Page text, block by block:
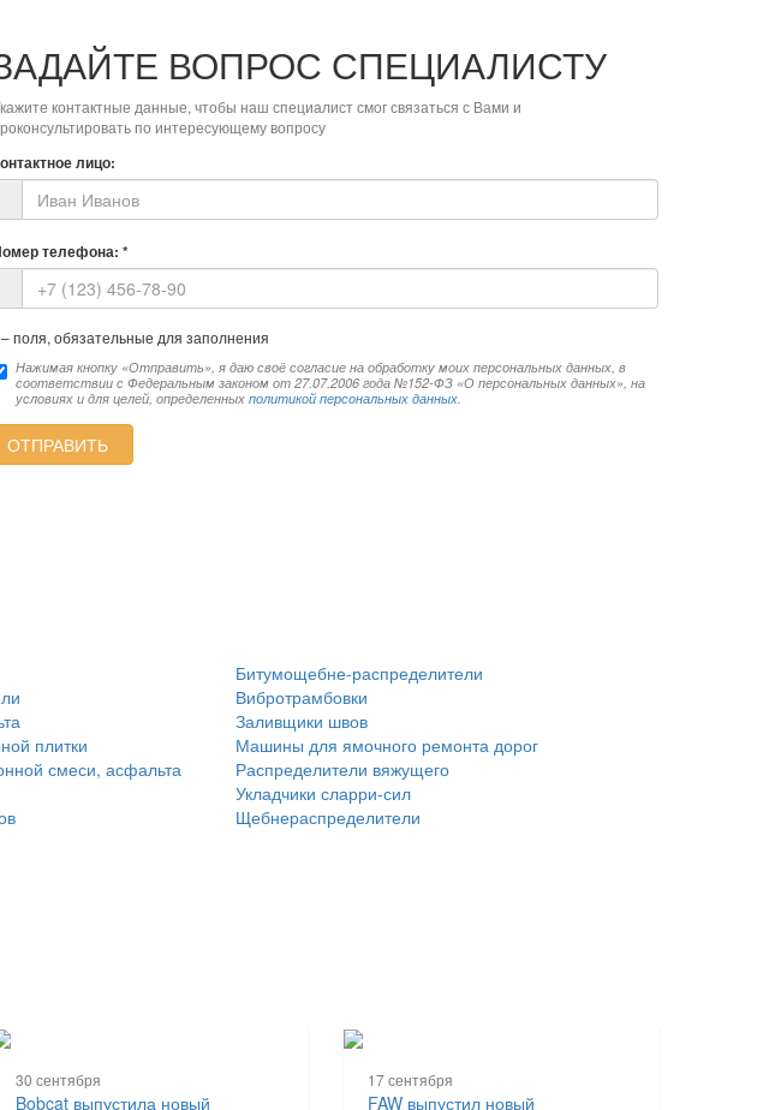
ВОПРОС СПЕЦИАЛИСТУ
контактные данные, чтобы наш специалист смог связаться с Вами и
по интересующему вопросу
лицо:
телефона: *
– поля, обязательные для заполнения
Нажимая кнопку «Отправить», я даю своё согласие на обработку моих персональных данных, в
соответствии с Федеральным законом от 27.07.2006 года №152-ФЗ «О персональных данных», на
условиях и для целей, определенных политикой персональных данных.
ОТПРАВИТЬ
Битумощебне-распределители
Вибротрамбовки
Заливщики швов
плитки
Машины для ямочного ремонта дорог
смеси, асфальта
Распределители вяжущего
Укладчики сларри-сил
Щебнераспределители
30 сентября
Bobcat выпустила новый
17 сентября
FAW выпустил новый